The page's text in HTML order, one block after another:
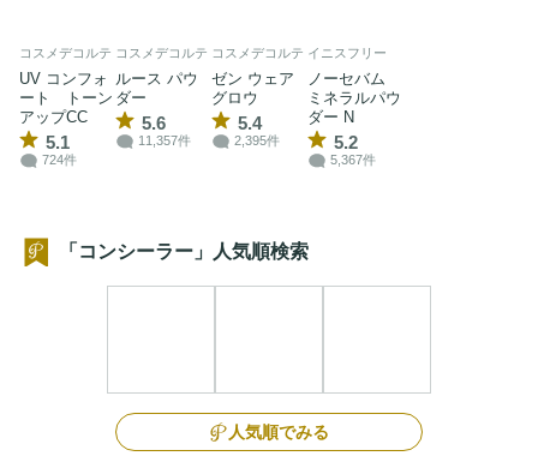
コスメデコルテ
UV コンフォ
ート トーン
アップCC
5.1
724件
コスメデコルテ
ルース パウ
ダー
5.6
11,357件
コスメデコルテ
ゼン ウェア
グロウ
5.4
2,395件
イニスフリー
ノーセバム
ミネラルパウ
ダー N
5.2
5,367件
「コンシーラー」人気順検索
人気順でみる